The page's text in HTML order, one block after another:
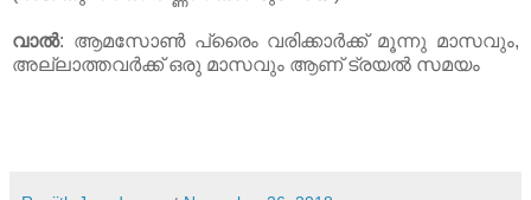
വാല്‍: ആമസോണ്‍ പ്രൈം വരിക്കാര്‍ക്ക് മൂന്നു മാസവും,
അല്ലാത്തവര്‍ക്ക് ഒരു മാസവും ആണ് ട്രയല്‍ സമയം